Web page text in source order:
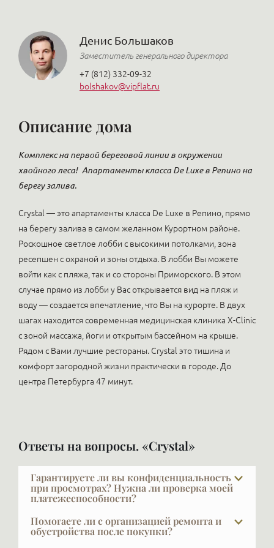
Денис Большаков
Заместитель генерального директора
+7 (812) 332-09-32
bolshakov@vipflat.ru
Описание дома
Комплекс на первой береговой линии в окружении
хвойного леса! Апартаменты класса De Luxe в Репино на
берегу залива.
Crystal — это апартаменты класса De Luxe в Репино, прямо
на берегу залива в самом желанном Курортном районе.
Роскошное светлое лобби с высокими потолками, зона
ресепшен с охраной и зоны отдыха. В лобби Вы можете
войти как с пляжа, так и со стороны Приморского. В этом
случае прямо из лобби у Вас открывается вид на пляж и
воду — создается впечатление, что Вы на курорте. В двух
шагах находится современная медицинская клиника X-Clinic
с зоной массажа, йоги и открытым бассейном на крыше.
Рядом с Вами лучшие рестораны. Crystal это тишина и
комфорт загородной жизни практически в городе. До
центра Петербурга 47 минут.
Ответы на вопросы. «Crystal»
Гарантируете ли вы конфиденциальность
при просмотрах? Нужна ли проверка моей
платежеспособности?
VIPFLAT 20 лет работает с VIP-клиентами. Они часто
закрыты и не публичны — мы понимаем, что такое
Помогаете ли с организацией ремонта и
обустройства после покупки?